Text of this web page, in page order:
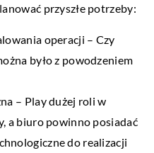
przyszłe potrzeby:
operacji – Czy
było z powodzeniem
– Play dużej roli w
a biuro powinno posiadać
do realizacji